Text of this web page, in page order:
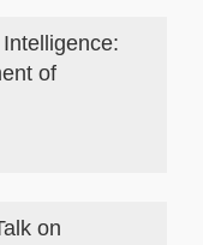
of
on